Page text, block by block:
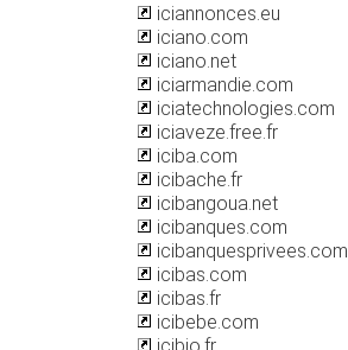
iciannonces.eu
iciano.com
iciano.net
iciarmandie.com
iciatechnologies.com
iciaveze.free.fr
iciba.com
icibache.fr
icibangoua.net
icibanques.com
icibanquesprivees.com
icibas.com
icibas.fr
icibebe.com